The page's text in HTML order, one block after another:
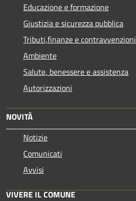
Educazione e formazione
Giustizia e sicurezza pubblica
Tributi,finanze e contravvenzioni
Ambiente
Salute, benessere e assistenza
Autorizzazioni
NOVITÀ
Notizie
Comunicati
Avvisi
VIVERE IL COMUNE